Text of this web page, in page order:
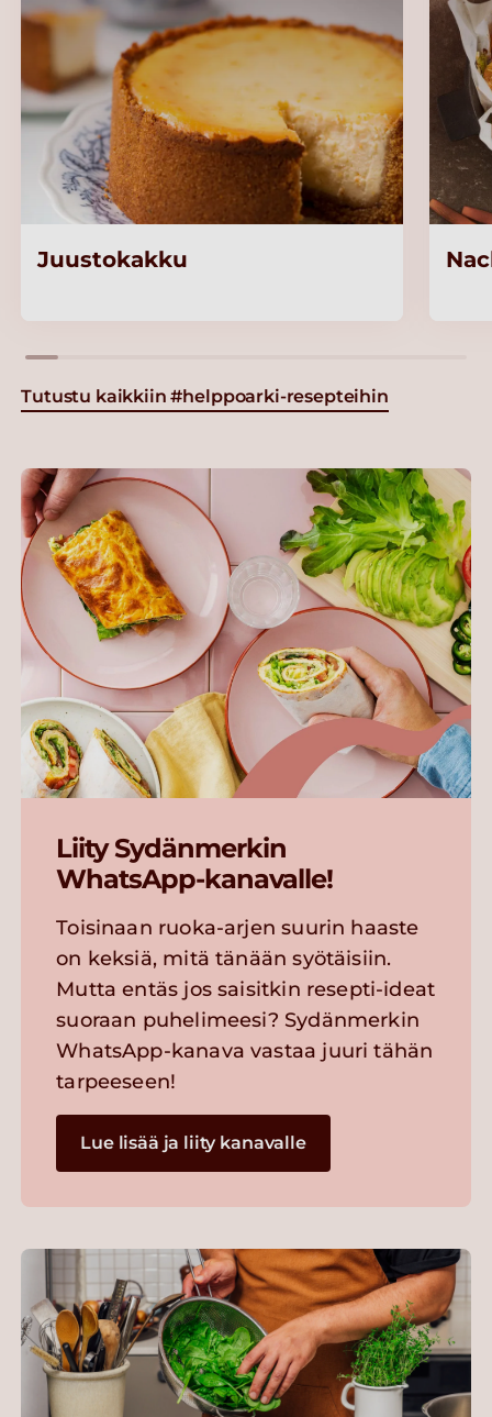
Juustokakku
Tutustu kaikkiin #helppoarki-resepteihin
Liity Sydänmerkin
WhatsApp-kanavalle!
Toisinaan ruoka-arjen suurin haaste
on keksiä, mitä tänään syötäisiin.
Mutta entäs jos saisitkin resepti-ideat
suoraan puhelimeesi? Sydänmerkin
WhatsApp-kanava vastaa juuri tähän
tarpeeseen!
Lue lisää ja liity kanavalle